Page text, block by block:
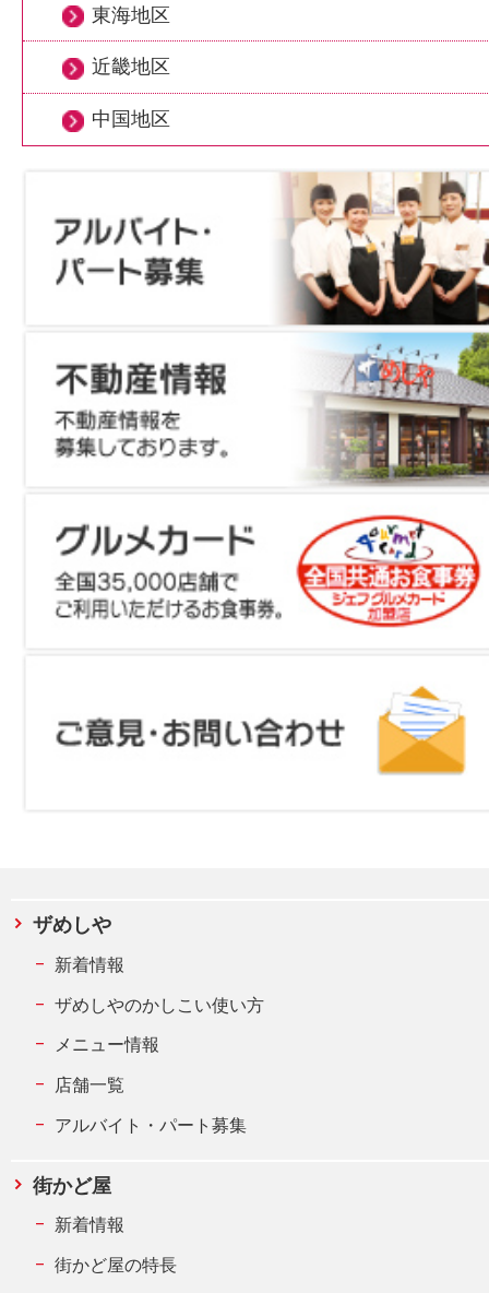
東海地区
近畿地区
中国地区
ザめしや
新着情報
ザめしやのかしこい使い方
メニュー情報
店舗一覧
アルバイト・パート募集
街かど屋
新着情報
街かど屋の特長